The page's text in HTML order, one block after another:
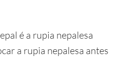
é a rupia nepalesa
a rupia nepalesa antes